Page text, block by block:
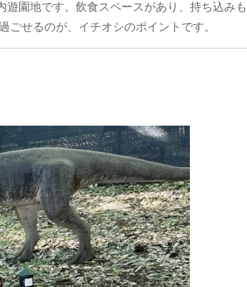
園地です。飲食スペースがあり、持ち込みも
せるのが、イチオシのポイントです。